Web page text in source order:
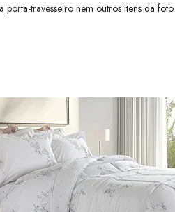
travesseiro nem outros itens da foto.